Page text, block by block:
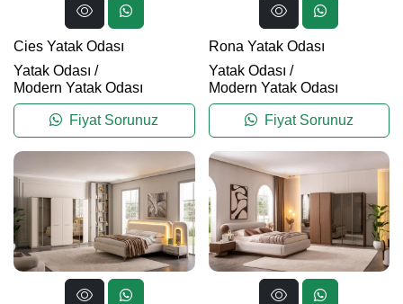
Cies Yatak Odası
Yatak Odası /
Modern Yatak Odası
Fiyat Sorunuz
Rona Yatak Odası
Yatak Odası /
Modern Yatak Odası
Fiyat Sorunuz